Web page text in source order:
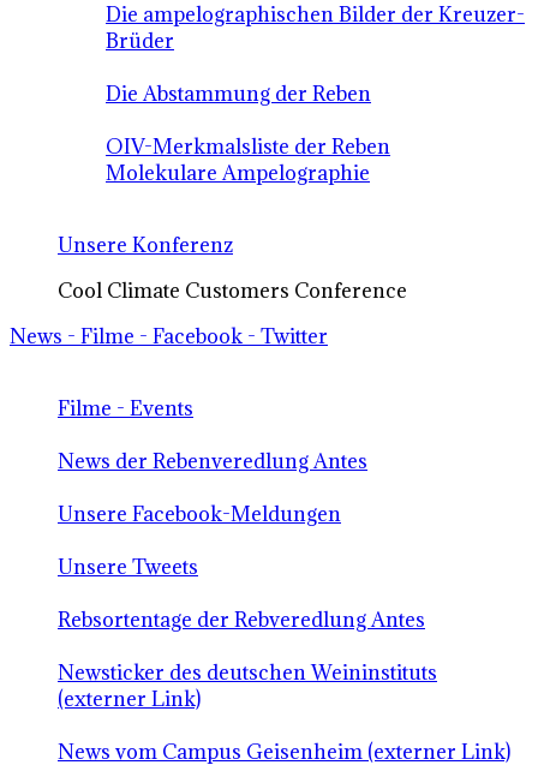
Die ampelographischen Bilder der Kreuzer-
Brüder
Die Abstammung der Reben
OIV-Merkmalsliste der Reben
Molekulare Ampelographie
Unsere Konferenz
Cool Climate Customers Conference
News - Filme - Facebook - Twitter
Filme - Events
News der Rebenveredlung Antes
Unsere Facebook-Meldungen
Unsere Tweets
Rebsortentage der Rebveredlung Antes
Newsticker des deutschen Weininstituts
(externer Link)
News vom Campus Geisenheim (externer Link)